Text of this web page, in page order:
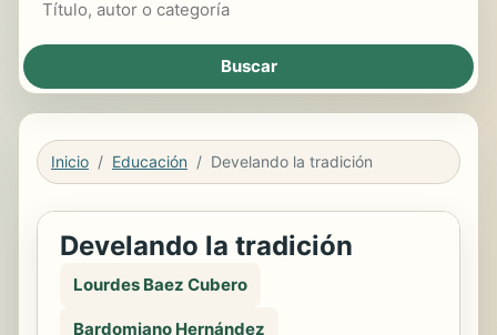
Inicio Educación Develando la tradición
Develando la tradición
Lourdes Baez Cubero
Bardomiano Hernández